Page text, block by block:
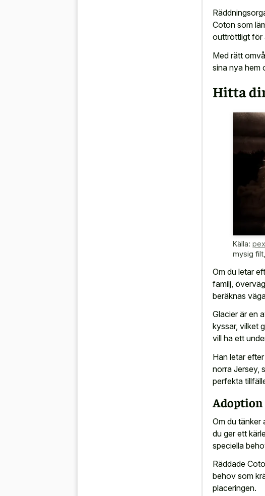
Coton som
outtröttligt för
Med rätt
sina nya hem
Hitta
Källa:
mysig
Om du letar
familj,
beräknas
Glacier är en
kyssar, vilket
vill ha ett
Han letar
norra Jersey,
perfekta
Adoption
Om du tänker
du ger ett
speciella
Räddade
behov som
placeringen.